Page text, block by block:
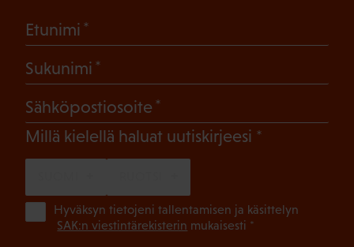
Etunimi
Sukunimi
Sähköpostiosoite
Millä kielellä haluat uutiskirjeesi (Pakollinen)
Hyväksyn tietojeni tallentamisen ja käsittelyn
SAK:n viestintärekisterin mukaisesti *